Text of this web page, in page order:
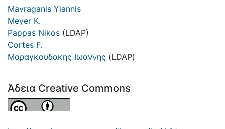
Mavraganis Yiannis
Meyer K.
Pappas Nikos (LDAP)
Cortes F.
Μαραγκουδακης Ιωαννης (LDAP)
Άδεια Creative Commons